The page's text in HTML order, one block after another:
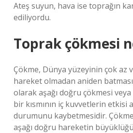
Ateş suyun, hava ise toprağın
ediliyordu.
Toprak çökmesi
Çökme, Dünya yüzeyinin çok az
hareket olmadan aniden
olarak aşağı doğru çökmesi
bir kısmının iç kuvvetlerin etkisi
durumunu kaybetmesidir. Çökme
aşağı doğru hareketin